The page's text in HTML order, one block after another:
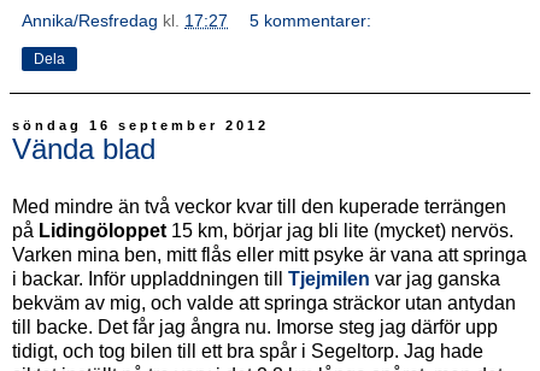
Annika/Resfredag kl. 17:27 5 kommentarer:
Dela
söndag 16 september 2012
Vända blad
Med mindre än två veckor kvar till den kuperade terrängen
på Lidingöloppet 15 km, börjar jag bli lite (mycket) nervös.
Varken mina ben, mitt flås eller mitt psyke är vana att springa
i backar. Inför uppladdningen till Tjejmilen var jag ganska
bekväm av mig, och valde att springa sträckor utan antydan
till backe. Det får jag ångra nu. Imorse steg jag därför upp
tidigt, och tog bilen till ett bra spår i Segeltorp. Jag hade